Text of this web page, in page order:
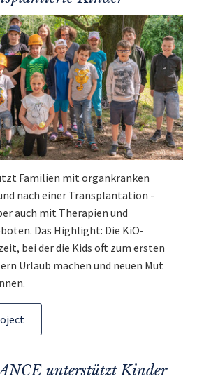
Familien mit organkranken
nach einer Transplantation -
auch mit Therapien und
Das Highlight: Die KiO-
bei der die Kids oft zum ersten
Urlaub machen und neuen Mut
unterstützt Kinder